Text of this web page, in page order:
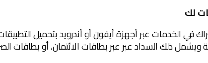
ويشمل ذلك السداد عبر عبر بطاقات الائتمان، أو بطاقات